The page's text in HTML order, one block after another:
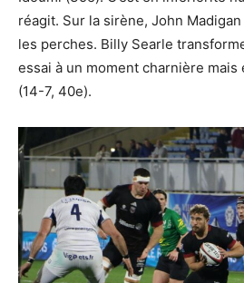
réagit. Sur la sirène, John
les perches. Billy Searle
essai à un moment charnière mais
(14-7, 40e).